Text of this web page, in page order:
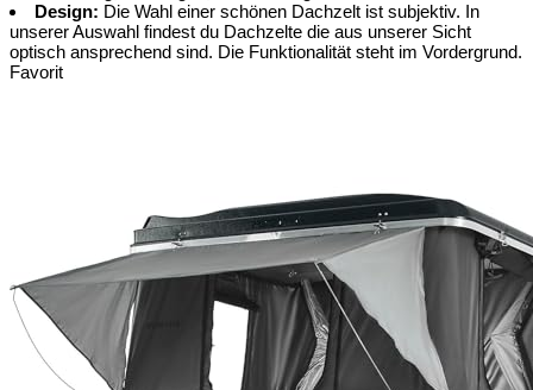
Design: Die Wahl einer schönen Dachzelt ist subjektiv. In
unserer Auswahl findest du Dachzelte die aus unserer Sicht
optisch ansprechend sind. Die Funktionalität steht im Vordergrund.
Favorit